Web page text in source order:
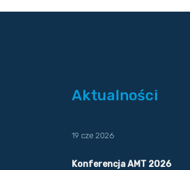
Aktualności
19 cze 2026
Konferencja AMT 2026